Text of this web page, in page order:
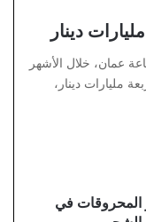
عمان، خلال الأشهر
مليارات دينار،
المحروقات في